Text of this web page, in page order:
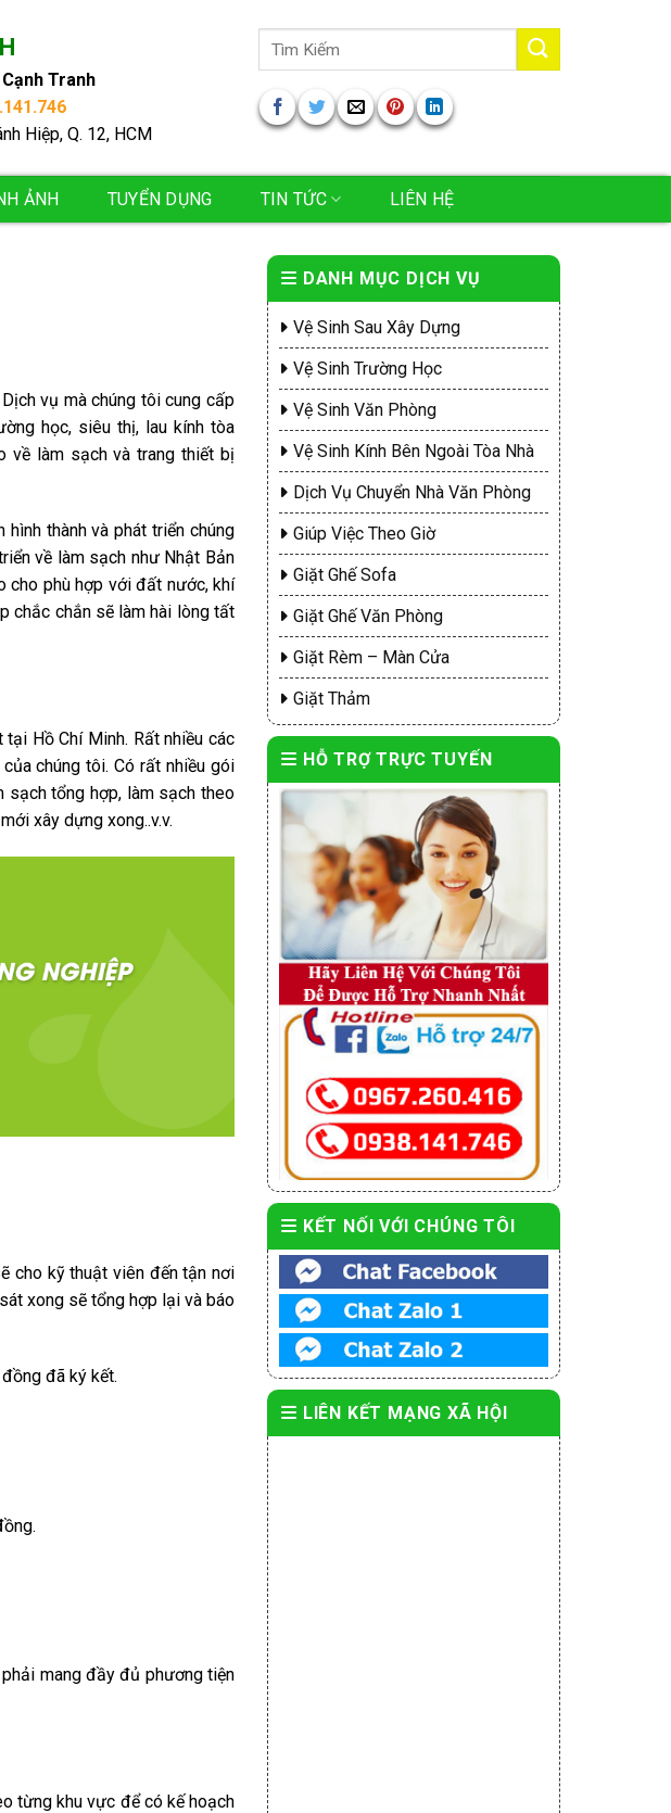
Tranh
Hiệp, Q. 12, HCM
Tìm
ẢNH TUYỂN DỤNG TIN TỨC LIÊN HỆ
vụ mà chúng tôi cung cấp
học, siêu thị, lau kính tòa
về làm sạch và trang thiết bị
thành và phát triển chúng
về làm sạch như Nhật Bản
cho phù hợp với đất nước, khí
chắc chắn sẽ làm hài lòng tất
Hồ Chí Minh. Rất nhiều các
chúng tôi. Có rất nhiều gói
sạch tổng hợp, làm sạch theo
xây dựng xong..v.v.
cho kỹ thuật viên đến tận nơi
xong sẽ tổng hợp lại và báo
đã ký kết.
mang đầy đủ phương tiện
từng khu vực để có kế hoạch
DANH MỤC DỊCH VỤ
Vệ Sinh Sau Xây Dựng
Vệ Sinh Trường Học
Vệ Sinh Văn Phòng
Vệ Sinh Kính Bên Ngoài Tòa Nhà
Dịch Vụ Chuyển Nhà Văn Phòng
Giúp Việc Theo Giờ
Giặt Ghế Sofa
Giặt Ghế Văn Phòng
Giặt Rèm – Màn Cửa
Giặt Thảm
HỖ TRỢ TRỰC TUYẾN
KẾT NỐI VỚI CHÚNG TÔI
LIÊN KẾT MẠNG XÃ HỘI